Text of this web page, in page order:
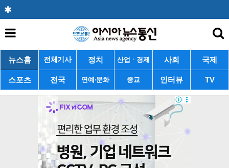
뉴스홈 전체기사 정치 산업ㆍ경제 사회 국제
스포츠 전국 연예·문화 종교 인터뷰 TV